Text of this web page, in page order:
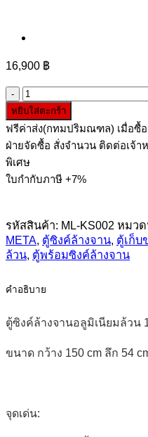
16,900 ฿
จำนวน
ตู้
ซิงค์
ล้าง
จา
นอ
มิ
เนียม
ล้วน
cm
หยิบใส่ตะกร้า
ฟรีค่าส่ง(กทมปริมณฑล) เมื่อซื้อ
ฝ่ายจัดซื้อ สั่งจำนวน ติดต่อเจ้า
พิเศษ
ใบกำกับภาษี +7%
รหัสสินค้า: ML-KS002 หมว
META, ตู้ซิงค์ล้างจาน, ตู้เก็บ
ล้วน, ตู้พร้อมซิงค์ล้างจาน
คำอธิบาย
ตู้ซิงค์ล้างจานอลูมิเนียมล้วน
ขนาด กว้าง 150 cm ลึก 54
จุดเด่น: